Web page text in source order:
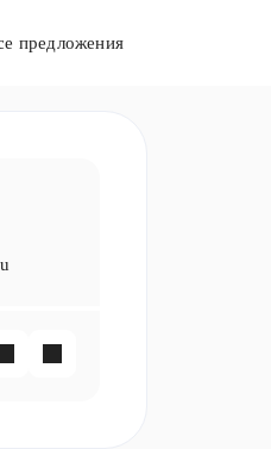
предложения